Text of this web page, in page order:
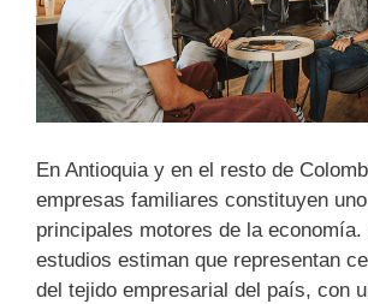
En Antioquia y en el resto de
empresas familiares constituyen
principales motores de la
estudios estiman que representan
del tejido empresarial del país, con